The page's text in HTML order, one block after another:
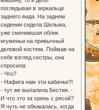
поглядывая в зеркальце
заднего вида. На заднем
сидении сидела Шельма,
уже сменившая облик
игуменьи на привычный
деловой костюм. Поймав на
себе взгляд сестры, она
спросила:
- Что?
- Нафига нам эти кабачки?!
- тут же выпалила Бестия. -
И что это за хрень с рясой?
Я чуть не обкакалась, когда